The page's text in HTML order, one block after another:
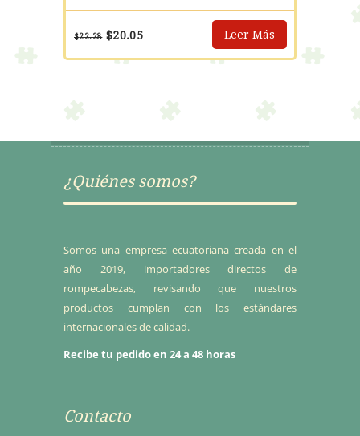
$22.28 El
$20.05El
$20.05.
Leer Más
¿Quiénes somos?
Somos una empresa ecuatoriana creada en el
año 2019, importadores directos de
rompecabezas, revisando que nuestros
productos cumplan con los estándares
internacionales de calidad.
Recibe tu pedido en 24 a 48 horas
Contacto